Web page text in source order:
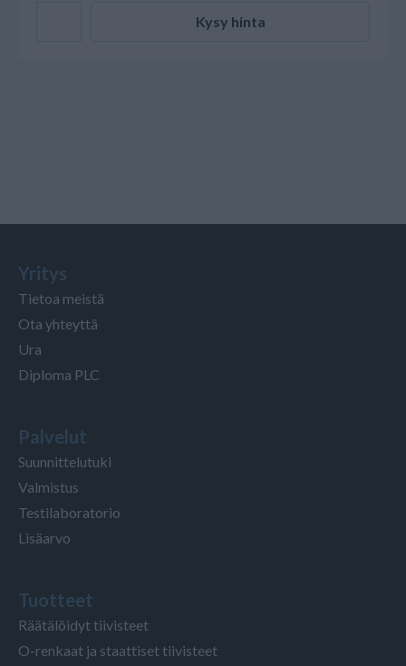
Kysy hinta
Yritys
Tietoa meistä
Ota yhteyttä
Ura
Diploma PLC
Palvelut
Suunnittelutuki
Valmistus
Testilaboratorio
Lisäarvo
Tuotteet
Räätälöidyt tiivisteet
O-renkaat ja staattiset tiivisteet